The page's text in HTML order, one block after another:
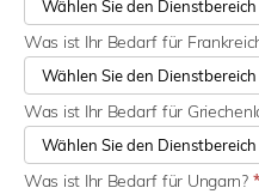
Was ist Ihr Bedarf für
Was ist Ihr Bedarf für
Was ist Ihr Bedarf für Ungarn? *